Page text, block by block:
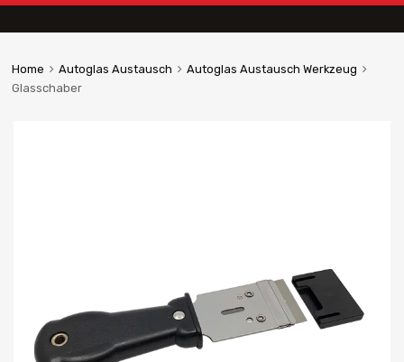
Home Autoglas Austausch
Autoglas Austausch Werkzeug
Glasschaber